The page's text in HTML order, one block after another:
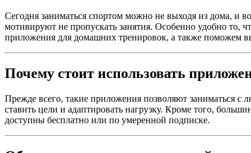
Сегодня заниматься спортом можно не выходя из дома, и
мотивируют не пропускать занятия. Особенно удобно то,
приложения для домашних тренировок, а также поможем
Почему стоит использовать
Прежде всего, такие приложения позволяют заниматься
ставить цели и адаптировать нагрузку. Кроме того,
доступны бесплатно или по умеренной подписке.